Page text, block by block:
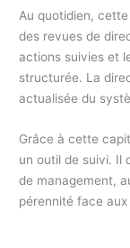
Au quotidien,
des revues de
actions suivies et
structurée. La
actualisée du
Grâce à cette
un outil de suivi. Il
de management,
pérennité face aux